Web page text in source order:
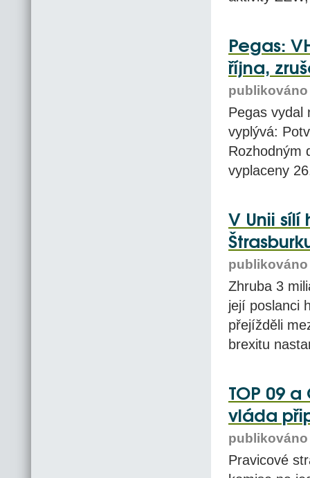
Pegas:
října,
publikováno
Pegas vydal
vyplývá:
Rozhodným
vyplaceny
V Unii
publikováno
Zhruba 3
její poslanci
přejížděli
brexitu
TOP 09
vláda
publikováno
Pravicové